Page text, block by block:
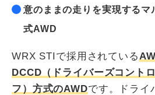
意のままの走りを実現する
式AWD
WRX STIで採用されている
DCCD（ドライバーズコント
フ）方式のAWDです。ドライ